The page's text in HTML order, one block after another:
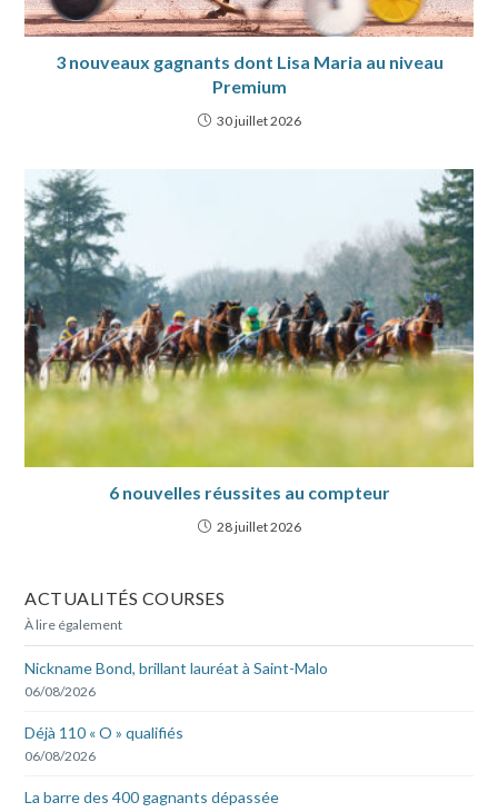
3 nouveaux gagnants dont Lisa Maria au niveau
Premium
30 juillet 2026
6 nouvelles réussites au compteur
28 juillet 2026
ACTUALITÉS COURSES
À lire également
Nickname Bond, brillant lauréat à Saint-Malo
06/08/2026
Déjà 110 « O » qualifiés
06/08/2026
La barre des 400 gagnants dépassée